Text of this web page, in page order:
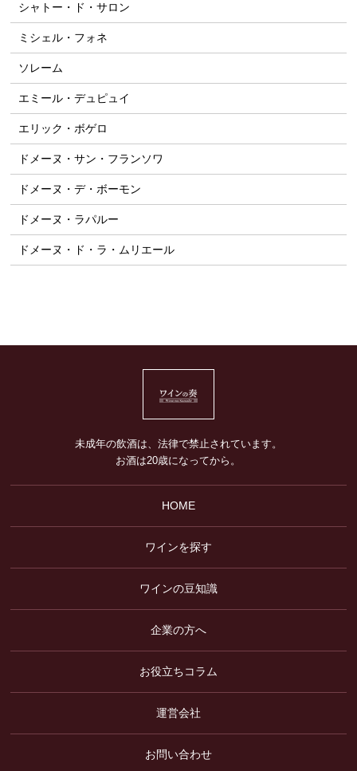
シャトー・ド・サロン
ミシェル・フォネ
ソレーム
エミール・デュピュイ
エリック・ボゲロ
ドメーヌ・サン・フランソワ
ドメーヌ・デ・ボーモン
ドメーヌ・ラパルー
ドメーヌ・ド・ラ・ムリエール
未成年の飲酒は、法律で禁止されています。
お酒は20歳になってから。
HOME
ワインを探す
ワインの豆知識
企業の方へ
お役立ちコラム
運営会社
お問い合わせ